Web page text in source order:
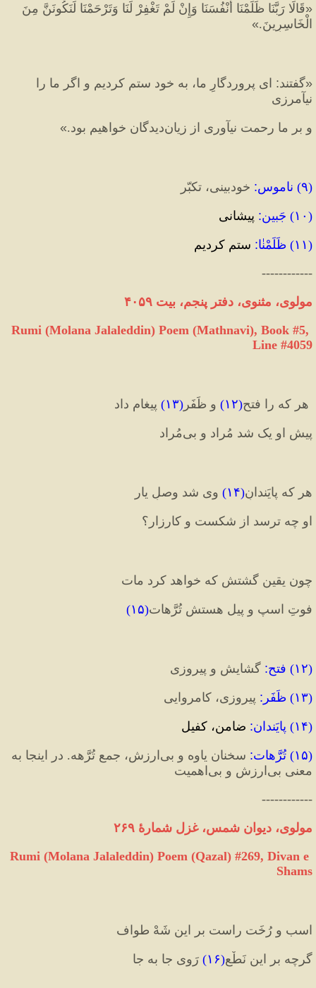
«
الْخَاسِرِينَ.»
«گفتند:
نيآمرزى
و بر ما رحمت نيآورى از زيان‌ديدگان خواهيم بود. »
(۹) ناموس: خودبینی، تکبّر
( ۱۰) جَبین: پیشانی
(۱۱) ظَلَمْنٰا: ستم کردیم
------------
مولوی، مثنوی، دفتر پنجم، بیت ۴۰۵۹
Rumi (Molana Jalaleddin) Poem (Mathnavi), Book #5,
Line #4059
هر که را فتح(۱۲) و ظَفَر (۱۳) پیغام داد
پیشِ او یک شد مُراد و بی‌مُراد
هر که پایَندانِ(۱۴) وی شد وصلِ یار
او چه ترسد از شکست و کارزار؟
چون یقین گشتش که خواهد کرد مات
فوتِ اسپ و پیل هستش تُرَّهات(۱۵)
(۱۲) فتح: گشایش و پیروزی
(۱۳) ظَفَر : پیروزی، کامروایی
(۱۴) پایَندان: ضامن، کفیل
(۱۵) تُرَّهات:
معنی بی‌ارزش و بی‌اهمیت
------------
مولوی، دیوان شمس، غزل شمارهٔ ۲۶۹
Rumi (Molana Jalaleddin) Poem (Qazal) #269, Divan e
Shams
اسب و رُخَت راست بر این شَهْ طواف
گرچه بر این نَطْع(۱۶) رَوی جا به جا